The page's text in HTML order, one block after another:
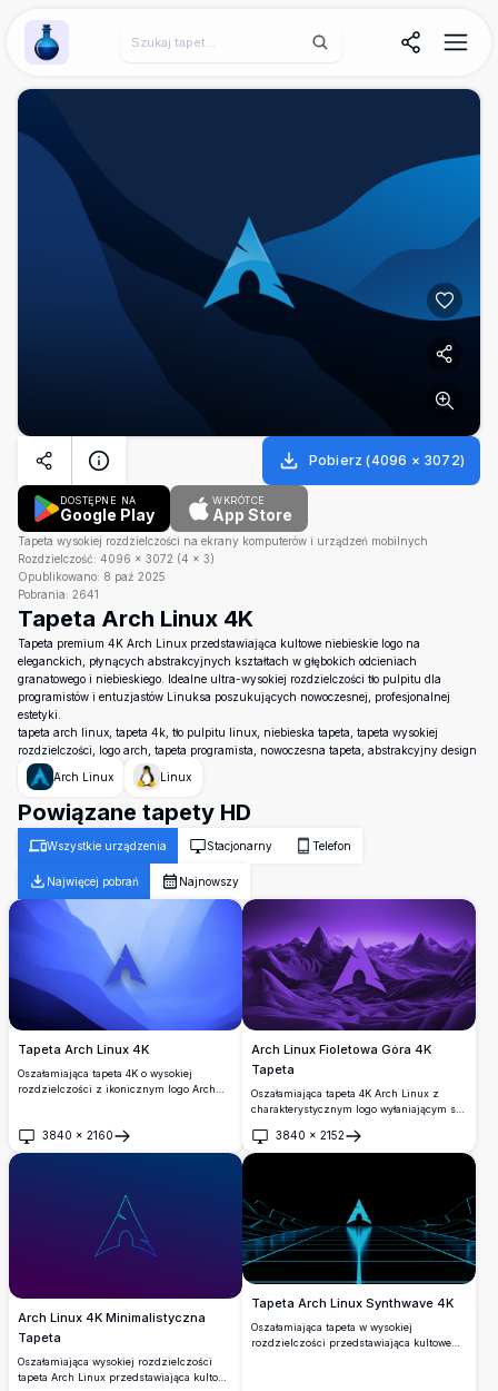
Wallpaper Alchemy
Pobierz (4096 × 3072)
DOSTĘPNE NA
Google Play
WKRÓTCE
App Store
Tapeta wysokiej rozdzielczości na ekrany komputerów i urządzeń mobilnych
Rozdzielczość: 4096 × 3072 (4 × 3)
Opublikowano: 8 paź 2025
Pobrania: 2641
Tapeta Arch Linux 4K
Tapeta premium 4K Arch Linux przedstawiająca kultowe niebieskie logo na
eleganckich, płynących abstrakcyjnych kształtach w głębokich odcieniach
granatowego i niebieskiego. Idealne ultra-wysokiej rozdzielczości tło pulpitu dla
programistów i entuzjastów Linuksa poszukujących nowoczesnej, profesjonalnej
estetyki.
tapeta arch linux, tapeta 4k, tło pulpitu linux, niebieska tapeta, tapeta wysokiej
rozdzielczości, logo arch, tapeta programista, nowoczesna tapeta, abstrakcyjny design
Arch Linux
Linux
Powiązane tapety HD
Wszystkie urządzenia Stacjonarny Telefon
Najwięcej pobrań Najnowszy
Tapeta Arch Linux 4K
Oszałamiająca tapeta 4K o wysokiej
rozdzielczości z ikonicznym logo Arch
idealny dla entuzjastów Linuksa, którzy
doceniają minimalistyczne i eleganckie tła
3840 × 2160
Otwórz
Arch Linux Fioletowa Góra 4K
Tapeta
Oszałamiająca tapeta 4K Arch Linux z
charakterystycznym logo wyłaniającym się
krajobrazu. Monochromatyczny fioletowy
design z płynnym organicznym terenem i
eleganckiej minimalistycznej estetyki.
3840 × 2152
Otwórz
Arch Linux 4K Minimalistyczna
Tapeta
Oszałamiająca wysokiej rozdzielczości
tapeta Arch Linux przedstawiająca kultowe
Tapeta Arch Linux Synthwave 4K
Oszałamiająca tapeta w wysokiej
rozdzielczości przedstawiająca kultowe